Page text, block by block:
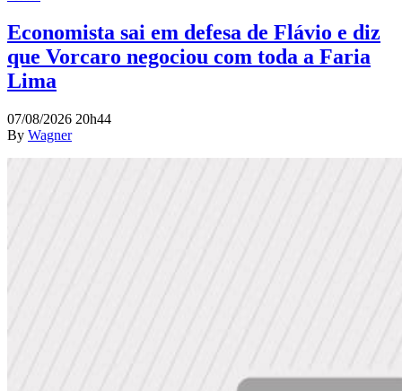
Economista sai em defesa de Flávio e diz
que Vorcaro negociou com toda a Faria
Lima
07/08/2026 20h44
By Wagner